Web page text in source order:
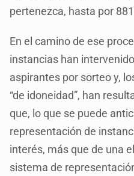
pertenezca, hasta por
En el camino de ese
instancias han
aspirantes por sorteo y,
“de idoneidad”, han
que, lo que se puede
representación de
interés, más que de una
sistema de